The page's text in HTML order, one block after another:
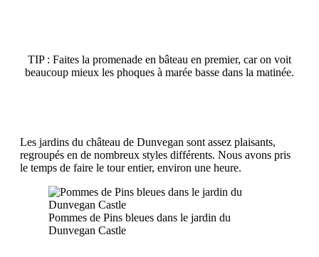
TIP : Faites la promenade en bâteau en premier, car on voit
beaucoup mieux les phoques à marée basse dans la matinée.
Les jardins du château de Dunvegan sont assez plaisants,
regroupés en de nombreux styles différents. Nous avons pris
le temps de faire le tour entier, environ une heure.
Pommes de Pins bleues dans le jardin du
Dunvegan Castle